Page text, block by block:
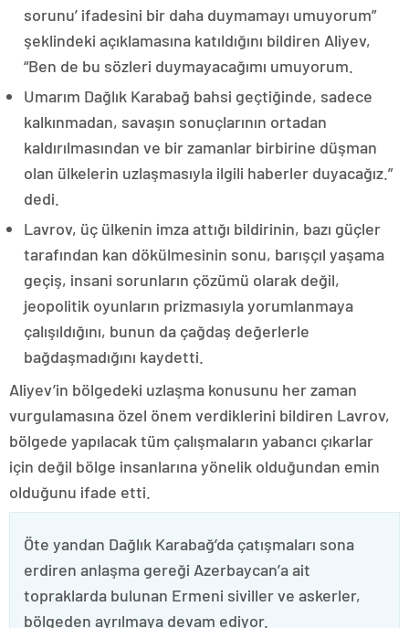
sorunu’ ifadesini bir daha duymamayı umuyorum”
şeklindeki açıklamasına katıldığını bildiren Aliyev,
“Ben de bu sözleri duymayacağımı umuyorum.
Umarım Dağlık Karabağ bahsi geçtiğinde, sadece
kalkınmadan, savaşın sonuçlarının ortadan
kaldırılmasından ve bir zamanlar birbirine düşman
olan ülkelerin uzlaşmasıyla ilgili haberler duyacağız.”
dedi.
Lavrov, üç ülkenin imza attığı bildirinin, bazı güçler
tarafından kan dökülmesinin sonu, barışçıl yaşama
geçiş, insani sorunların çözümü olarak değil,
jeopolitik oyunların prizmasıyla yorumlanmaya
çalışıldığını, bunun da çağdaş değerlerle
bağdaşmadığını kaydetti.
Aliyev’in bölgedeki uzlaşma konusunu her zaman
vurgulamasına özel önem verdiklerini bildiren Lavrov,
bölgede yapılacak tüm çalışmaların yabancı çıkarlar
için değil bölge insanlarına yönelik olduğundan emin
olduğunu ifade etti.
Öte yandan Dağlık Karabağ’da çatışmaları sona
erdiren anlaşma gereği Azerbaycan’a ait
topraklarda bulunan Ermeni siviller ve askerler,
bölgeden ayrılmaya devam ediyor.